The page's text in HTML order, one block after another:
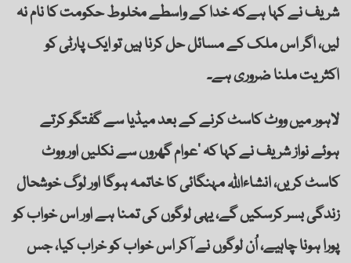
شریف نے کہا ہےکہ خدا کے واسطے مخلوط حکومت کا نام نہ
لیں، اگر اس ملک کے مسائل حل کرنا ہیں تو ایک پارٹی کو
اکثریت ملنا ضروری ہے۔
لاہور میں ووٹ کاسٹ کرنے کے بعد میڈیا سے گفتگو کرتے
ہوئے نواز شریف نے کہا کہ ’عوام گھروں سے نکلیں اور ووٹ
کاسٹ کریں، انشاءاللہ مہنگائی کا خاتمہ ہوگا اور لوگ خوشحال
زندگی بسر کرسکیں گے، یہی لوگوں کی تمنا ہے اور اس خواب کو
پورا ہونا چاہیے، اُن لوگوں نے آکر اس خواب کو خراب کیا، جس